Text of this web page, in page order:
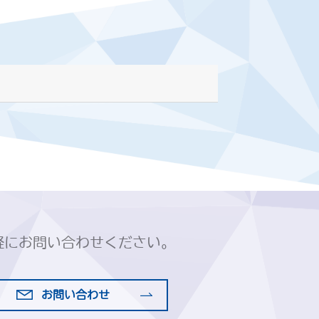
お問い合わせください。
お問い合わせ